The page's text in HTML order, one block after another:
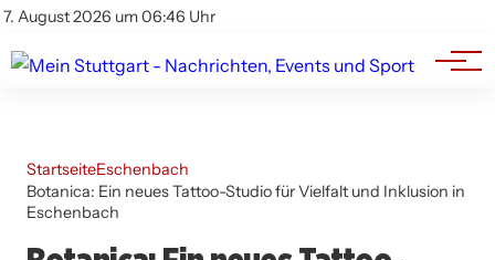
7. August 2026 um 06:46 Uhr
Impressum
Branchenbuch
Werbung
StartseiteEschenbach
Botanica: Ein neues Tattoo-Studio für Vielfalt und Inklusion in
Eschenbach